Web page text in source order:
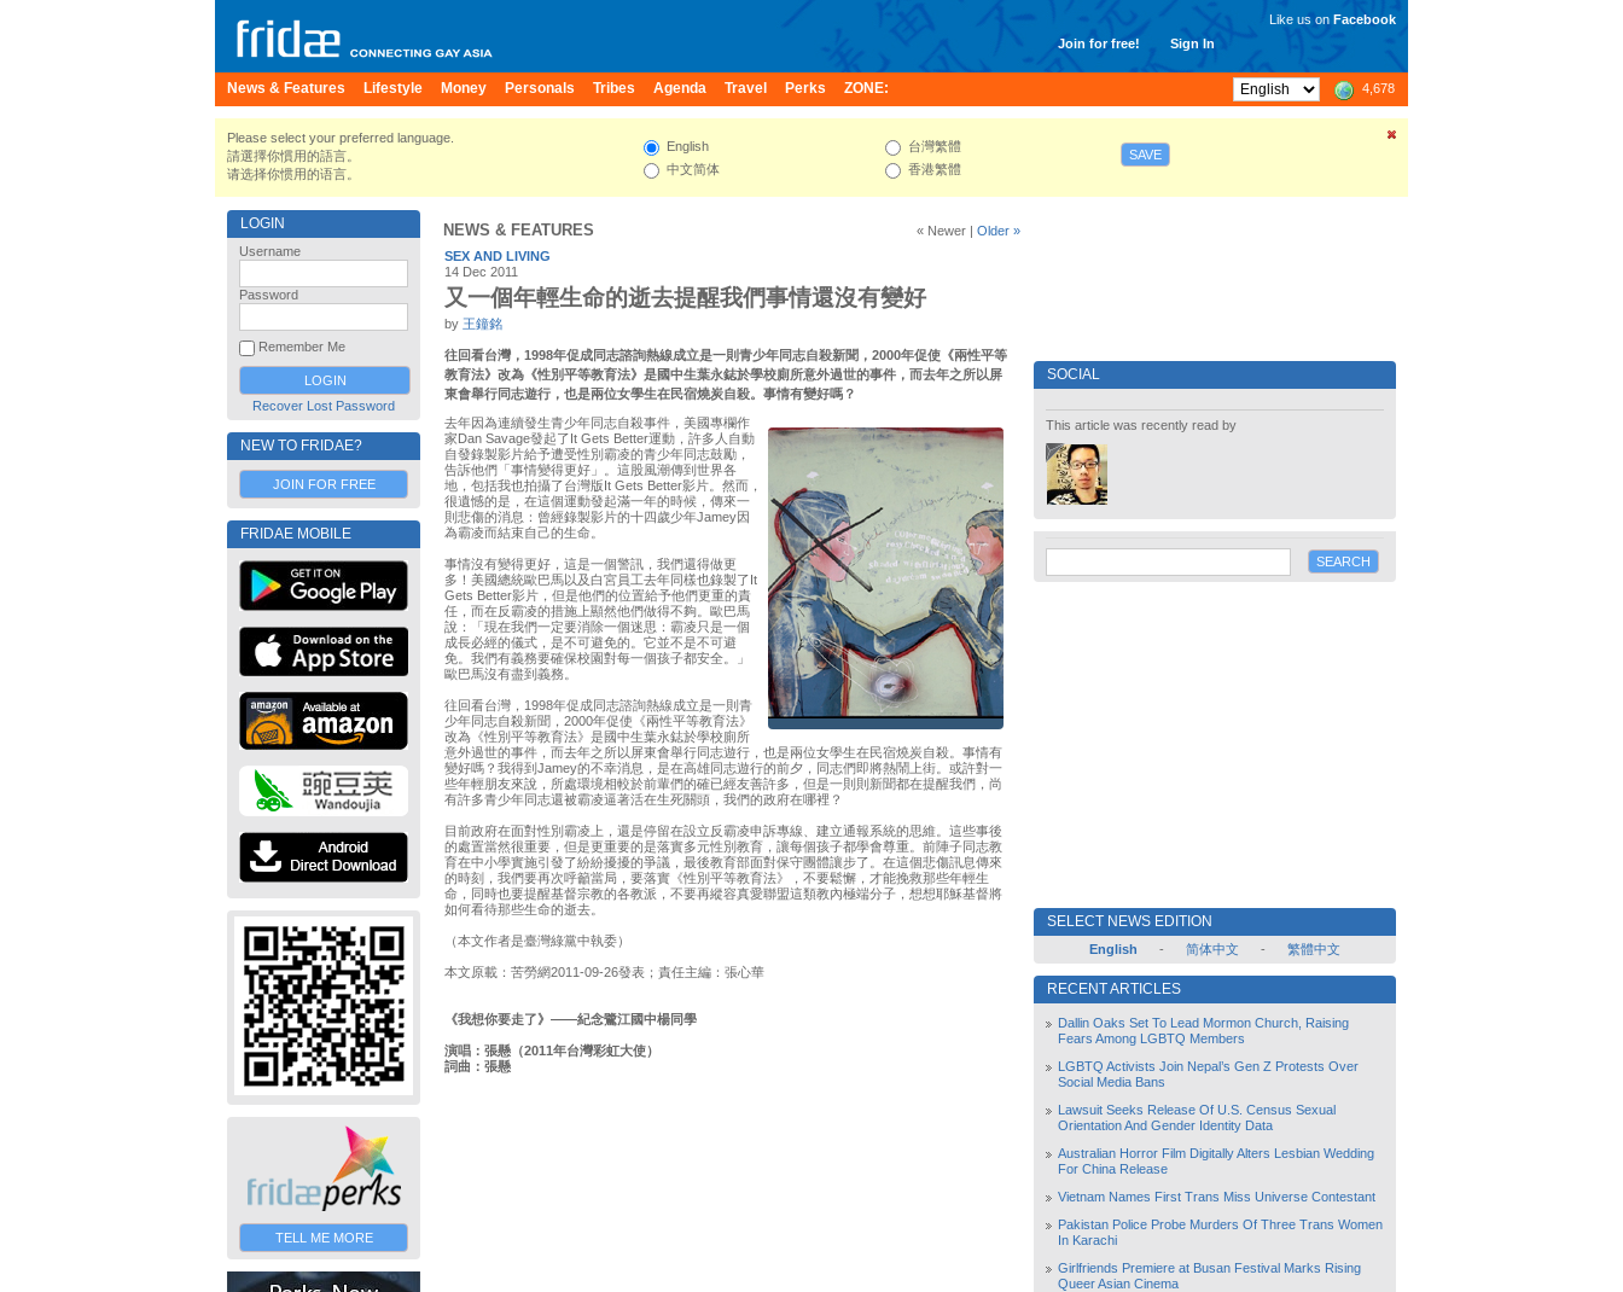
Join for free! Sign In
Like us on Facebook
News & Features Lifestyle Money Personals Tribes Agenda Travel Perks ZONE: 4,678
Please select your preferred language.
請選擇你慣用的語言。
请选择你惯用的语言。
English
中文简体
台灣繁體
香港繁體
SAVE
LOGIN
Username
Password
Remember Me
Recover Lost Password
NEW TO FRIDAE?
JOIN FOR FREE
FRIDAE MOBILE
TELL ME MORE
NEWS & FEATURES « Newer | Older »
SEX AND LIVING
14 Dec 2011
又一個年輕生命的逝去提醒我們事情還沒有變好
by 王鐘銘
往回看台灣，1998年促成同志諮詢熱線成立是一則青少年同志自殺新聞，2000年促使《兩性平等
教育法》改為《性別平等教育法》是國中生葉永鋕於學校廁所意外過世的事件，而去年之所以屏
東會舉行同志遊行，也是兩位女學生在民宿燒炭自殺。事情有變好嗎？
去年因為連續發生青少年同志自殺事件，美國專欄作
家Dan Savage發起了It Gets Better運動，許多人自動
自發錄製影片給予遭受性別霸凌的青少年同志鼓勵，
告訴他們「事情變得更好」。這股風潮傳到世界各
地，包括我也拍攝了台灣版It Gets Better影片。然而，
很遺憾的是，在這個運動發起滿一年的時候，傳來一
則悲傷的消息：曾經錄製影片的十四歲少年Jamey因
為霸凌而結束自己的生命。
事情沒有變得更好，這是一個警訊，我們還得做更
多！美國總統歐巴馬以及白宮員工去年同樣也錄製了It
Gets Better影片，但是他們的位置給予他們更重的責
任，而在反霸凌的措施上顯然他們做得不夠。歐巴馬
說：「現在我們一定要消除一個迷思：霸凌只是一個
成長必經的儀式，是不可避免的。它並不是不可避
免。我們有義務要確保校園對每一個孩子都安全。」
歐巴馬沒有盡到義務。
往回看台灣，1998年促成同志諮詢熱線成立是一則青
少年同志自殺新聞，2000年促使《兩性平等教育法》
改為《性別平等教育法》是國中生葉永鋕於學校廁所
意外過世的事件，而去年之所以屏東會舉行同志遊行，也是兩位女學生在民宿燒炭自殺。事情有
變好嗎？我得到Jamey的不幸消息，是在高雄同志遊行的前夕，同志們即將熱鬧上街。或許對一
些年輕朋友來說，所處環境相較於前輩們的確已經友善許多，但是一則則新聞都在提醒我們，尚
有許多青少年同志還被霸凌逼著活在生死關頭，我們的政府在哪裡？
目前政府在面對性別霸凌上，還是停留在設立反霸凌申訴專線、建立通報系統的思維。這些事後
的處置當然很重要，但是更重要的是落實多元性別教育，讓每個孩子都學會尊重。前陣子同志教
育在中小學實施引發了紛紛擾擾的爭議，最後教育部面對保守團體讓步了。在這個悲傷訊息傳來
的時刻，我們要再次呼籲當局，要落實《性別平等教育法》，不要鬆懈，才能挽救那些年輕生
命，同時也要提醒基督宗教的各教派，不要再縱容真愛聯盟這類教內極端分子，想想耶穌基督將
如何看待那些生命的逝去。
（本文作者是臺灣綠黨中執委）
本文原載：苦勞網2011-09-26發表；責任主編：張心華
《我想你要走了》――紀念鷺江國中楊同學
演唱：張懸（2011年台灣彩虹大使）
詞曲：張懸
SOCIAL
This article was recently read by
SELECT NEWS EDITION
English - 简体中文 - 繁體中文
RECENT ARTICLES
Dallin Oaks Set To Lead Mormon Church, Raising
Fears Among LGBTQ Members
LGBTQ Activists Join Nepal’s Gen Z Protests Over
Social Media Bans
Lawsuit Seeks Release Of U.S. Census Sexual
Orientation And Gender Identity Data
Australian Horror Film Digitally Alters Lesbian Wedding
For China Release
Vietnam Names First Trans Miss Universe Contestant
Pakistan Police Probe Murders Of Three Trans Women
In Karachi
Girlfriends Premiere at Busan Festival Marks Rising
Queer Asian Cinema